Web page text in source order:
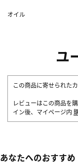
オイル
ユ
この商品に寄せられた
レビューはこの商品を
イン後、マイページ内
あなたへのおすすめ